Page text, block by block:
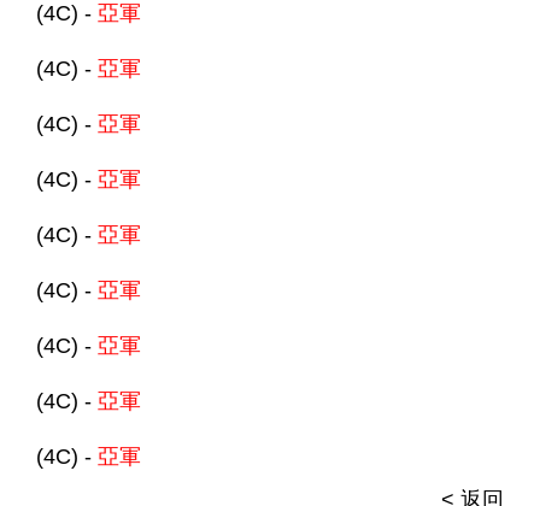
(4C) - 亞軍
(4C) - 亞軍
(4C) - 亞軍
(4C) - 亞軍
(4C) - 亞軍
(4C) - 亞軍
(4C) - 亞軍
(4C) - 亞軍
(4C) - 亞軍
< 返回